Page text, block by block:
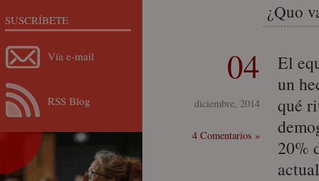
¿Quo
04
diciembre, 2014
4 Comentarios »
El
un
qué
20%
SUSCRÍBETE
Vía e-mail
RSS Blog